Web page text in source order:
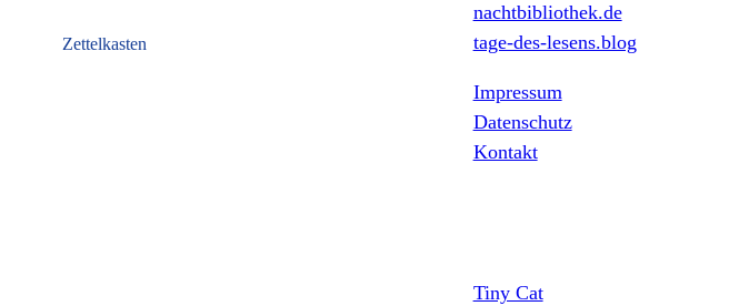
Zettelkasten
nachtbibliothek.de
tage-des-lesens.blog
Impressum
Datenschutz
Kontakt
Tiny Cat